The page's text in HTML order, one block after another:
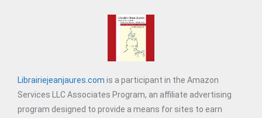
Librairiejeanjaures.com is a participant in the Amazon
Services LLC Associates Program, an affiliate advertising
program designed to provide a means for sites to earn